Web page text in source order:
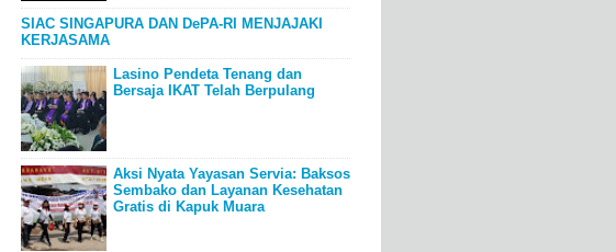
SIAC SINGAPURA DAN DePA-RI MENJAJAKI
KERJASAMA
Lasino Pendeta Tenang dan
Bersaja IKAT Telah Berpulang
Aksi Nyata Yayasan Servia: Baksos
Sembako dan Layanan Kesehatan
Gratis di Kapuk Muara